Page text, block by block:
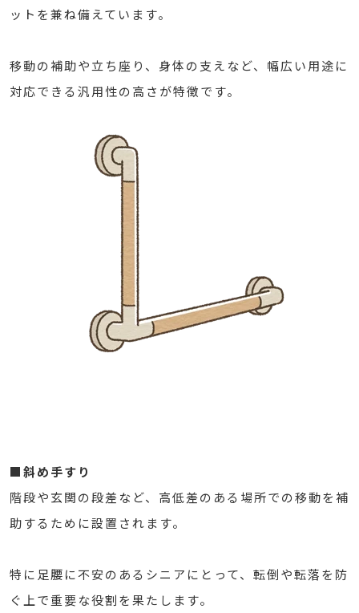
ットを兼ね備えています。
移動の補助や立ち座り、身体の支えなど、幅広い用途に
対応できる汎用性の高さが特徴です。
■斜め手すり
階段や玄関の段差など、高低差のある場所での移動を補
助するために設置されます。
特に足腰に不安のあるシニアにとって、転倒や転落を防
ぐ上で重要な役割を果たします。